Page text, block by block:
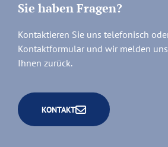
Sie haben Fragen?
Kontaktieren Sie uns telefonisch
Kontaktformular und wir melden
Ihnen zurück.
KONTAKT